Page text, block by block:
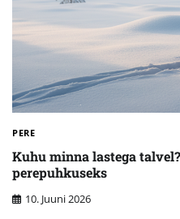
PERE
Kuhu minna lastega
perepuhkuseks
10. Juuni 2026